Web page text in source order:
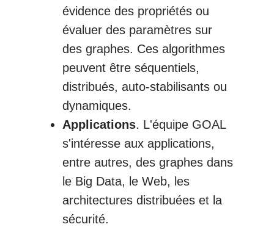
évidence des propriétés ou
évaluer des paramètres sur
des graphes. Ces algorithmes
peuvent être séquentiels,
distribués, auto-stabilisants ou
dynamiques.
Applications. L'équipe GOAL
s'intéresse aux applications,
entre autres, des graphes dans
le Big Data, le Web, les
architectures distribuées et la
sécurité.